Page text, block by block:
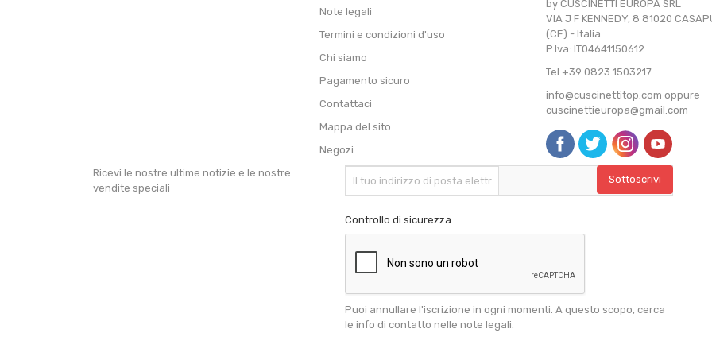
Note legali
Termini e condizioni d'uso
Chi siamo
Pagamento sicuro
Contattaci
Mappa del sito
Negozi
by CUSCINETTI EUROPA SRL
VIA J F KENNEDY, 8 81020
(CE) - Italia
P.Iva: IT04641150612
Tel +39 0823 1503217
info@cuscinettitop.com oppure
cuscinettieuropa@gmail.com
Ricevi le nostre ultime notizie e le nostre
vendite speciali
Controllo di sicurezza
Puoi annullare l'iscrizione in ogni momenti. A questo scopo, cerca
le info di contatto nelle note legali.